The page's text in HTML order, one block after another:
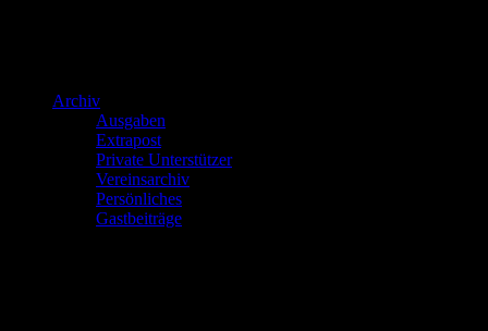
Archiv
Ausgaben
Extrapost
Private Unterstützer
Vereinsarchiv
Persönliches
Gastbeiträge